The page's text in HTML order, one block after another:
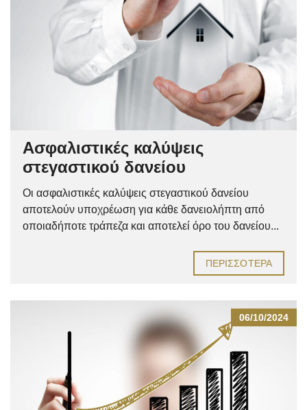
Ασφαλιστικές καλύψεις
στεγαστικού δανείου
Οι ασφαλιστικές καλύψεις στεγαστικού δανείου
αποτελούν υποχρέωση για κάθε δανειολήπτη από
οποιαδήποτε τράπεζα και αποτελεί όρο του δανείου...
ΠΕΡΙΣΣΌΤΕΡΑ
06/10/2024